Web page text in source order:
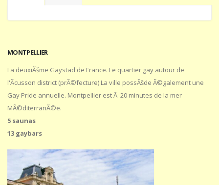
MONTPELLIER
La deuxiÃšme Gaystad de France. Le quartier gay autour de
l'Ãcusson district (prÃ©fecture) La ville possÃšde Ã©galement une
Gay Pride annuelle. Montpellier est Ã 20 minutes de la mer
MÃ©diterranÃ©e.
5 saunas
13 gaybars